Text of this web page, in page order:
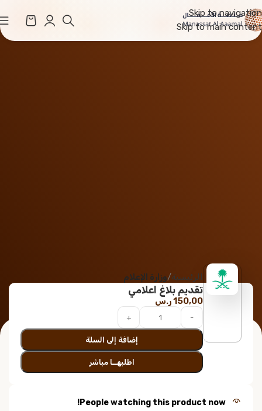
Skip to navigation
Skip to main content
الرئيسية وزارة الإعلام
تقديم بلاغ اعلامي
150,00ر.س
إضافة إلى السلة
اطلبهــا مباشر
People watching this product now!